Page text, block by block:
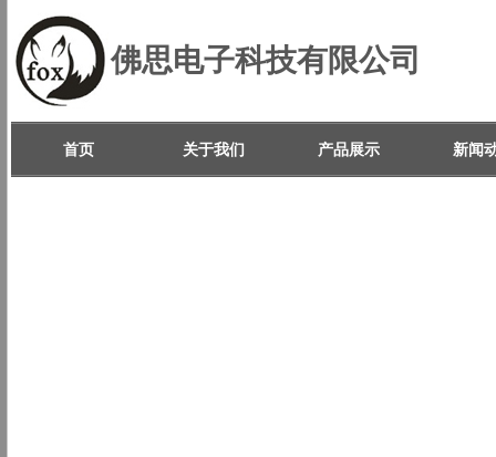
佛思电子科技有限公司
首页 关于我们 产品展示 新闻